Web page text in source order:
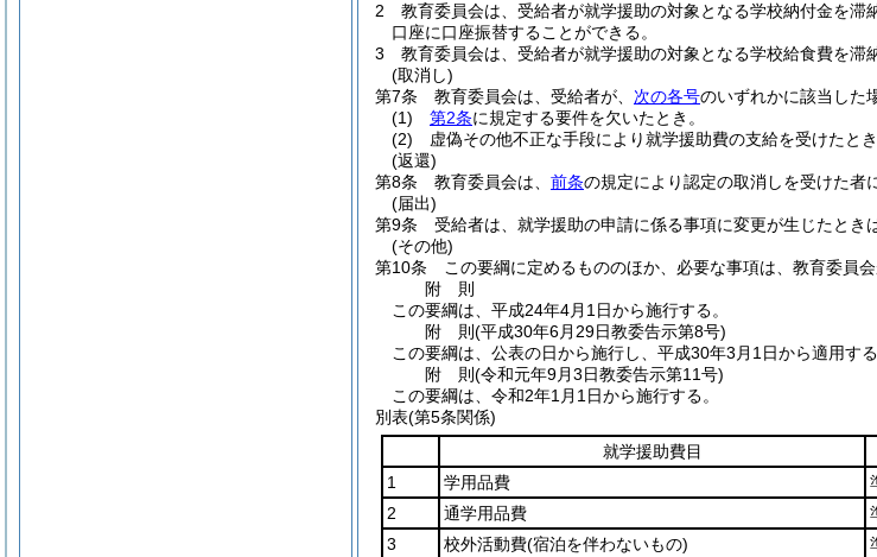
2
教育委員会は、受給者が就学援助の対象となる学校納付金を
口座に口座振替することができる。
3
教育委員会は、受給者が就学援助の対象となる学校給食費を滞
(取消し)
第7条
教育委員会は、受給者が、 次の各号のいずれかに該当した
(1)
第2条に規定する要件を欠いたとき。
(2)
虚偽その他不正な手段により就学援助費の支給を受けたとき
(返還)
第8条
教育委員会は、 前条の規定により認定の取消しを受けた者
(届出)
第9条
受給者は、就学援助の申請に係る事項に変更が生じたとき
(その他)
第10条
この要綱に定めるもののほか、必要な事項は、教育委員会
附 則
この要綱は、平成24年4月1日から施行する。
附 則(平成30年6月29日教委告示第8号)
この要綱は、公表の日から施行し、平成30年3月1日から適用する
附 則(令和元年9月3日教委告示第11号)
この要綱は、令和2年1月1日から施行する。
別表(第5条関係)
就学援助費目
1
学用品費
2
通学用品費
3
校外活動費(宿泊を伴わないもの)